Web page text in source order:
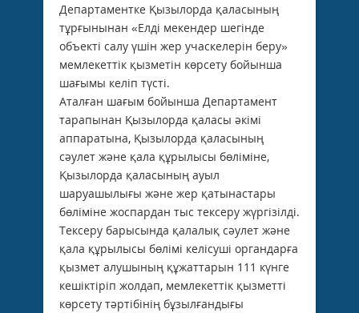
Департаментке Қызылорда қаласының
тұрғынынан «Елді мекендер шегінде
объекті салу үшін жер учаскелерін беру»
мемлекеттік қызметін көрсету бойынша
шағымы келіп түсті.
Аталған шағым бойынша Департамент
тарапынан Қызылорда қаласы әкімі
аппаратына, Қызылорда қаласының
сәулет және қала құрылысы бөліміне,
Қызылорда қаласының ауыл
шаруашылығы және жер қатынастары
бөліміне жоспардан тыс тексеру жүргізілді.
Тексеру барысында қалалық сәулет және
қала құрылысы бөлімі келісуші органдарға
қызмет алушының құжаттарын 111 күнге
кешіктіріп жолдап, мемлекеттік қызметті
көрсету тәртібінің бұзылғандығы